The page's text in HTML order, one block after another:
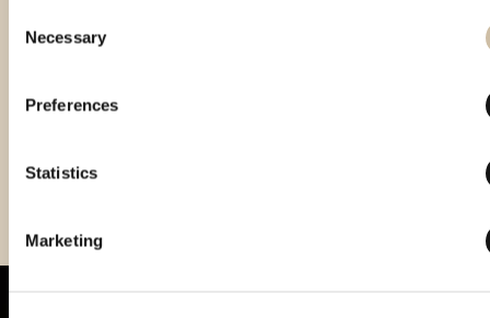
Selection
Necessary
Preferences
Statistics
Marketing
gold